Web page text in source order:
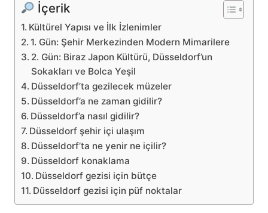
İçerik
Kültürel Yapısı ve İlk İzlenimler
1. Gün: Şehir Merkezinden Modern Mimarilere
2. Gün: Biraz Japon Kültürü, Düsseldorf’un
Sokakları ve Bolca Yeşil
Düsseldorf’ta gezilecek müzeler
Düsseldorf’a ne zaman gidilir?
Düsseldorf’a nasıl gidilir?
Düsseldorf şehir içi ulaşım
Düsseldorf’ta ne yenir ne içilir?
Düsseldorf konaklama
Düsseldorf gezisi için bütçe
Düsseldorf gezisi için püf noktalar